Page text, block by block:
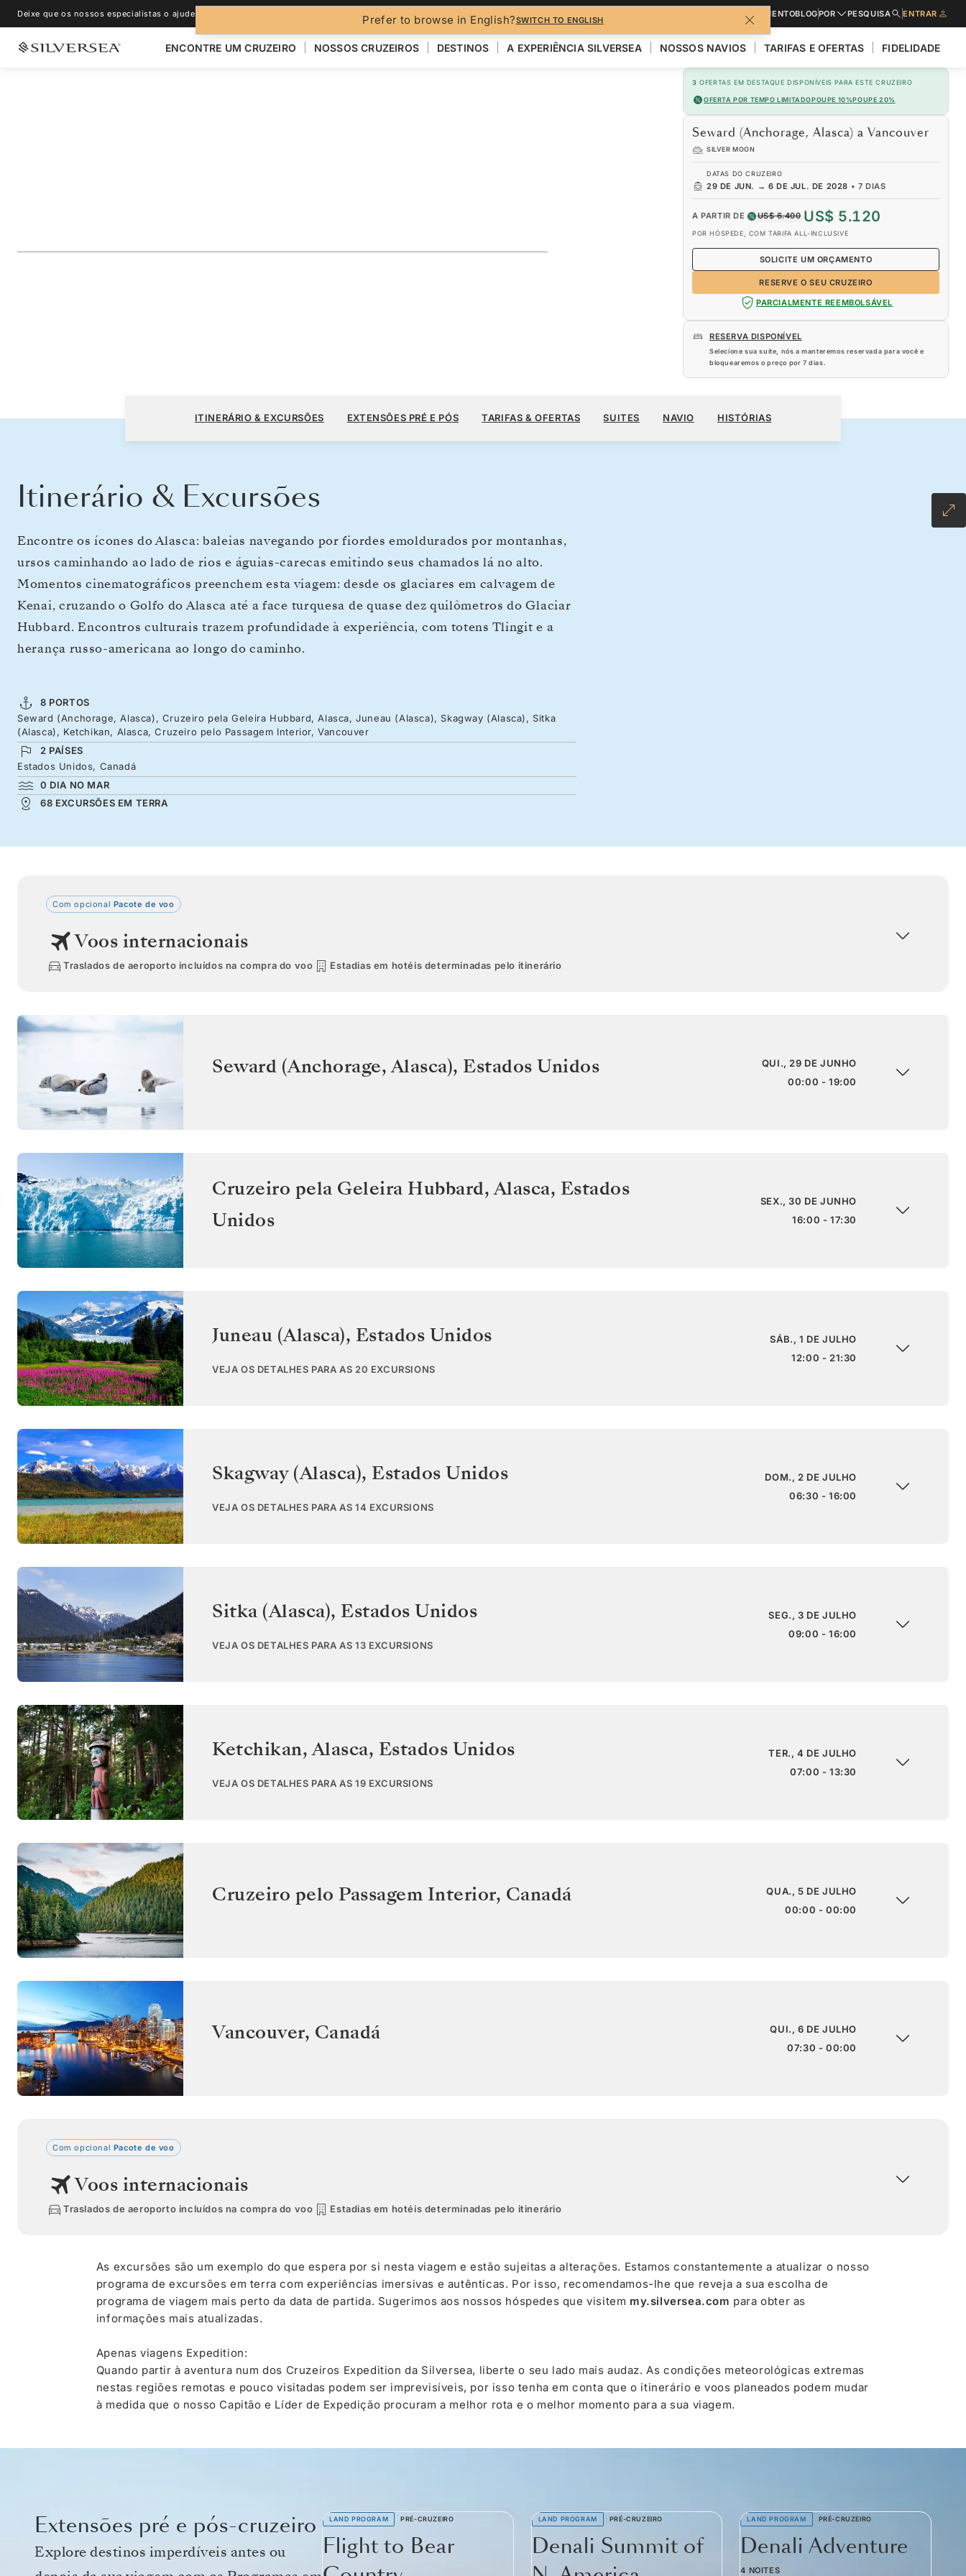
Prefer to browse in English?SWITCH TO ENGLISH
Deixe que os nossos especialistas o ajudem. PEDIR UM ORÇAMENTOBLOGPOR PESQUISA ENTRAR
ENCONTRE UM CRUZEIRO NOSSOS CRUZEIROS DESTINOS A EXPERIÊNCIA SILVERSEA NOSSOS NAVIOS TARIFAS E OFERTAS FIDELIDADE
3 OFERTAS EM DESTAQUE DISPONÍVEIS PARA ESTE CRUZEIRO
OFERTA POR TEMPO LIMITADOPOUPE 10%POUPE 20%
Seward (Anchorage, Alasca) a Vancouver
SILVER MOON
DATAS DO CRUZEIRO
29 DE JUN. → 6 DE JUL. DE 2028 • 7 DIAS
A PARTIR DE US$ 6.400 US$ 5.120
POR HÓSPEDE, COM TARIFA ALL-INCLUSIVE
RESERVE O SEU CRUZEIRO
SOLICITE UM ORÇAMENTO
PARCIALMENTE REEMBOLSÁVEL
RESERVA DISPONÍVEL
Selecione sua suíte, nós a manteremos reservada para você e
bloquearemos o preço por 7 dias.
Seward (Anchorage, Alasca) a Vancouver
7 DIAS
POR HÓSPEDE, COM TARIFA ALL-INCLUSIVE
RESERVE O SEU CRUZEIRO
ITINERÁRIO & EXCURSÕES EXTENSÕES PRÉ E PÓS TARIFAS & OFERTAS SUITES NAVIO HISTÓRIAS
Itinerário & Excursões
Encontre os ícones do Alasca: baleias navegando por fiordes emoldurados por montanhas,
ursos caminhando ao lado de rios e águias-carecas emitindo seus chamados lá no alto.
Momentos cinematográficos preenchem esta viagem: desde os glaciares em calvagem de
Kenai, cruzando o Golfo do Alasca até a face turquesa de quase dez quilômetros do Glaciar
Hubbard. Encontros culturais trazem profundidade à experiência, com totens Tlingit e a
herança russo-americana ao longo do caminho.
8 PORTOS
Seward (Anchorage, Alasca), Cruzeiro pela Geleira Hubbard, Alasca, Juneau (Alasca), Skagway (Alasca), Sitka
(Alasca), Ketchikan, Alasca, Cruzeiro pelo Passagem Interior, Vancouver
2 PAÍSES
Estados Unidos, Canadá
0 DIA NO MAR
68 EXCURSÕES EM TERRA
Com opcional Pacote de voo
Voos internacionais
Traslados de aeroporto incluídos na compra do voo Estadias em hotéis determinadas pelo itinerário
Seward (Anchorage, Alasca), Estados Unidos
QUI., 29 DE JUNHO
00:00 - 19:00
Cruzeiro pela Geleira Hubbard, Alasca, Estados
Unidos
SEX., 30 DE JUNHO
16:00 - 17:30
Juneau (Alasca), Estados Unidos
VEJA OS DETALHES PARA AS 20 EXCURSIONS
SÁB., 1 DE JULHO
12:00 - 21:30
Skagway (Alasca), Estados Unidos
VEJA OS DETALHES PARA AS 14 EXCURSIONS
DOM., 2 DE JULHO
06:30 - 16:00
Sitka (Alasca), Estados Unidos
VEJA OS DETALHES PARA AS 13 EXCURSIONS
SEG., 3 DE JULHO
09:00 - 16:00
Ketchikan, Alasca, Estados Unidos
VEJA OS DETALHES PARA AS 19 EXCURSIONS
TER., 4 DE JULHO
07:00 - 13:30
Cruzeiro pelo Passagem Interior, Canadá
QUA., 5 DE JULHO
00:00 - 00:00
Vancouver, Canadá
QUI., 6 DE JULHO
07:30 - 00:00
Com opcional Pacote de voo
Voos internacionais
Traslados de aeroporto incluídos na compra do voo Estadias em hotéis determinadas pelo itinerário
As excursões são um exemplo do que espera por si nesta viagem e estão sujeitas a alterações. Estamos constantemente a atualizar o nosso
programa de excursões em terra com experiências imersivas e autênticas. Por isso, recomendamos-lhe que reveja a sua escolha de
programa de viagem mais perto da data de partida. Sugerimos aos nossos hóspedes que visitem my.silversea.com para obter as
informações mais atualizadas.
Apenas viagens Expedition:
Quando partir à aventura num dos Cruzeiros Expedition da Silversea, liberte o seu lado mais audaz. As condições meteorológicas extremas
nestas regiões remotas e pouco visitadas podem ser imprevisíveis, por isso tenha em conta que o itinerário e voos planeados podem mudar
à medida que o nosso Capitão e Líder de Expedição procuram a melhor rota e o melhor momento para a sua viagem.
Extensões pré e pós-cruzeiro
Explore destinos imperdíveis antes ou
LAND PROGRAM PRÉ-CRUZEIRO
Flight to Bear
LAND PROGRAM PRÉ-CRUZEIRO
Denali Summit of
LAND PROGRAM PRÉ-CRUZEIRO
Denali Adventure
4 NOITES